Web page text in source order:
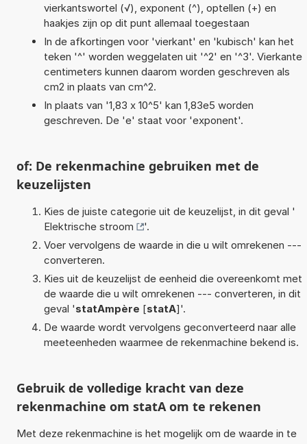
vierkantswortel (√), exponent (^), optellen (+) en
haakjes zijn op dit punt allemaal toegestaan
In de afkortingen voor 'vierkant' en 'kubisch' kan het
teken '^' worden weggelaten uit '^2' en '^3'. Vierkante
centimeters kunnen daarom worden geschreven als
cm2 in plaats van cm^2.
In plaats van '1,83 x 10^5' kan 1,83e5 worden
geschreven. De 'e' staat voor 'exponent'.
of: De rekenmachine gebruiken met de
keuzelijsten
Kies de juiste categorie uit de keuzelijst, in dit geval '
Elektrische stroom
'.
Voer vervolgens de waarde in die u wilt omrekenen ---
converteren.
Kies uit de keuzelijst de eenheid die overeenkomt met
de waarde die u wilt omrekenen --- converteren, in dit
geval 'statAmpère [statA]'.
De waarde wordt vervolgens geconverteerd naar alle
meeteenheden waarmee de rekenmachine bekend is.
Gebruik de volledige kracht van deze
rekenmachine om statA om te rekenen
Met deze rekenmachine is het mogelijk om de waarde in te